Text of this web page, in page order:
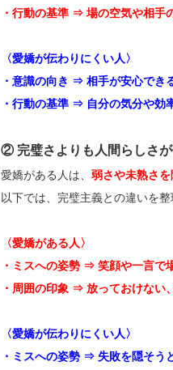
・行動の基準 ⇒ 場の空気や相手
〈愛嬌が伝わりにくい人〉
・意識の向き ⇒ 相手が安心でき
・行動の基準 ⇒ 自分の気分や効
② 完璧さよりも人間らしさ
愛嬌がある人は、 弱さや未熟さを
以下では、完璧主義との違いを整
〈愛嬌がある人〉
・ミスへの姿勢 ⇒ 笑顔や一言で
・周囲の印象 ⇒ 放っておけない
〈愛嬌が伝わりにくい人〉
・ミスへの姿勢 ⇒ 失敗を隠そう